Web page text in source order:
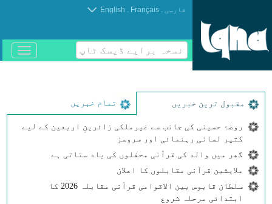
فارسی .
Français
.
English
نسخہ برایے ڈیسک ٹاپ
باز
و
مقبول ترین خبریں تمام خبریں
روضۂ حسینی کی جانب سے غیرملکی زائرینِ اربعین کے لیے
کثیر لسانی رہنمائی اور سروسز
گھر میں والد کی قرآنی محفلوں کی یاد ستاتی ہے
ملایشین قرآنی مقابلوں کا اعلان
سلطان قابوس بین الاقوامی قرآنی مقابلہ 2026 کا
ابتدائی مرحلہ شروع